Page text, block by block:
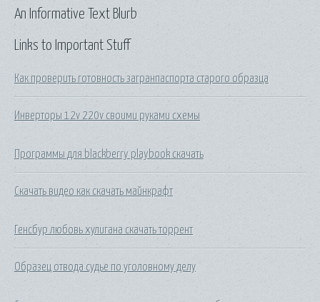
Links to Important Stuff
Как проверить готовность загранпаспорта старого образца
Инверторы 12v 220v своими руками схемы
Программы для blackberry playbook скачать
Скачать видео как скачать майнкрафт
Генсбур любовь хулигана скачать торрент
Образец отвода судье по уголовному делу
An Informative Text Blurb